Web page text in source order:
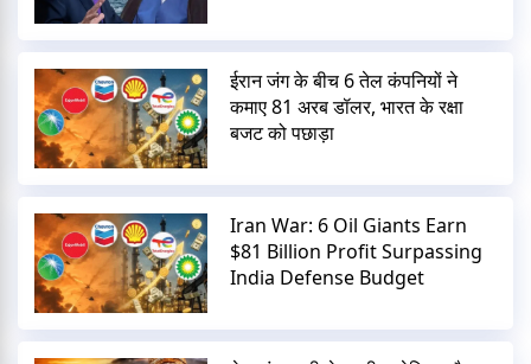
ईरान जंग के बीच 6 तेल कंपनियों ने
कमाए 81 अरब डॉलर, भारत के रक्षा
बजट को पछाड़ा
Iran War: 6 Oil Giants Earn
$81 Billion Profit Surpassing
India Defense Budget